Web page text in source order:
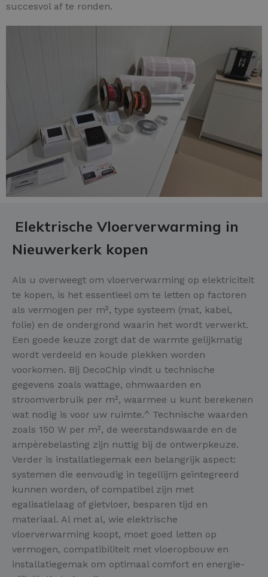
succesvol af te ronden.
Elektrische Vloerverwarming in
Nieuwerkerk kopen
Als u overweegt om vloerverwarming op elektriciteit
te kopen, is het essentieel om te letten op factoren
als vermogen per m², type systeem (mat, kabel,
folie) en de ondergrond waarin het wordt verwerkt.
Een goede keuze zorgt dat de warmte gelijkmatig
wordt verdeeld en koude plekken worden
voorkomen. Bij DecoChip vindt u technische
gegevens zoals wattage, ohmwaarden en
stroomverbruik per m², waarmee u kunt berekenen
wat nodig is voor uw ruimte.^ Technische waarden
zoals 150 W per m², de weerstandswaarde en de
ampèrebelasting zijn nuttig bij de ontwerpkeuze.
Verder is installatiegemak een belangrijk aspect:
systemen die eenvoudig in tegellijm geïntegreerd
kunnen worden, of compatibel zijn met
egalisatielaag of gietvloer, besparen tijd en
materiaal. Al met al, wie elektrische
vloerverwarming koopt, moet goed letten op
vermogen, compatibiliteit met vloeropbouw en
installatiegemak om optimaal comfort en energie-